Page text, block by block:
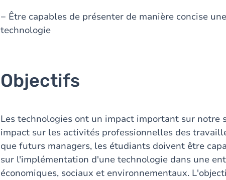
− Être capables de présenter de manière concise
technologie
Objectifs
Les technologies ont un impact important sur notre
impact sur les activités professionnelles des
que futurs managers, les étudiants doivent être
sur l'implémentation d'une technologie dans une
économiques, sociaux et environnementaux.